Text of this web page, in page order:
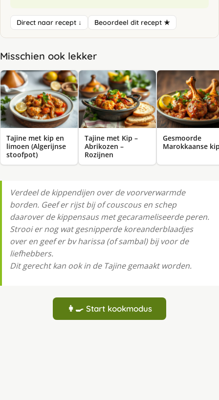
Direct naar recept ↓ Beoordeel dit recept ★
Misschien ook lekker
Tajine met kip en
limoen (Algerijnse
stoofpot)
Tajine met Kip –
Abrikozen –
Rozijnen
Gesmoorde
Marokkaanse
Verdeel de kippendijen over de voorverwarmde
borden. Geef er rijst bij of couscous en schep
daarover de kippensaus met gecarameliseerde peren.
Strooi er nog wat gesnipperde koreanderblaadjes
over en geef er bv harissa (of sambal) bij voor de
liefhebbers.
Dit gerecht kan ook in de Tajine gemaakt worden.
👩‍🍳 Start kookmodus